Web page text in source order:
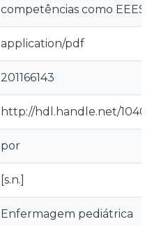
competências como
application/pdf
201166143
http://hdl.handle.net/
por
[s.n.]
Enfermagem pediátrica